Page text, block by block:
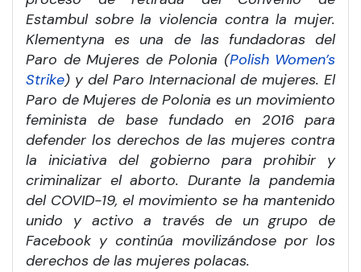
Estambul sobre la violencia contra la mujer.
Klementyna es una de las fundadoras del
Paro de Mujeres de Polonia (Polish Women’s
Strike) y del Paro Internacional de mujeres. El
Paro de Mujeres de Polonia es un movimiento
feminista de base fundado en 2016 para
defender los derechos de las mujeres contra
la iniciativa del gobierno para prohibir y
criminalizar el aborto. Durante la pandemia
del COVID-19, el movimiento se ha mantenido
unido y activo a través de un grupo de
Facebook y continúa movilizándose por los
derechos de las mujeres polacas.